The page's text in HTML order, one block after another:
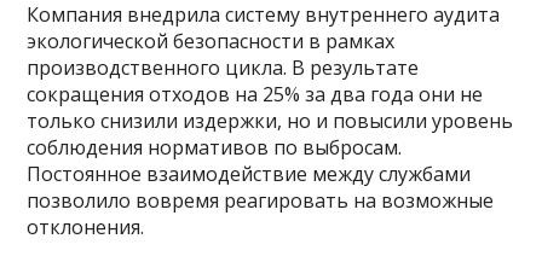
Компания внедрила систему внутреннего аудита
экологической безопасности в рамках
производственного цикла. В результате
сокращения отходов на 25% за два года они не
только снизили издержки, но и повысили уровень
соблюдения нормативов по выбросам.
Постоянное взаимодействие между службами
позволило вовремя реагировать на возможные
отклонения.